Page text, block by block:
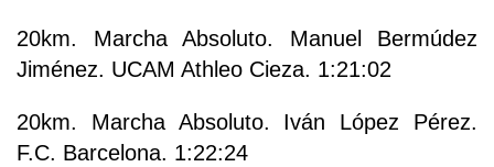
20km. Marcha Absoluto. Manuel Bermúdez
Jiménez. UCAM Athleo Cieza. 1:21:02
20km. Marcha Absoluto. Iván López Pérez.
F.C. Barcelona. 1:22:24